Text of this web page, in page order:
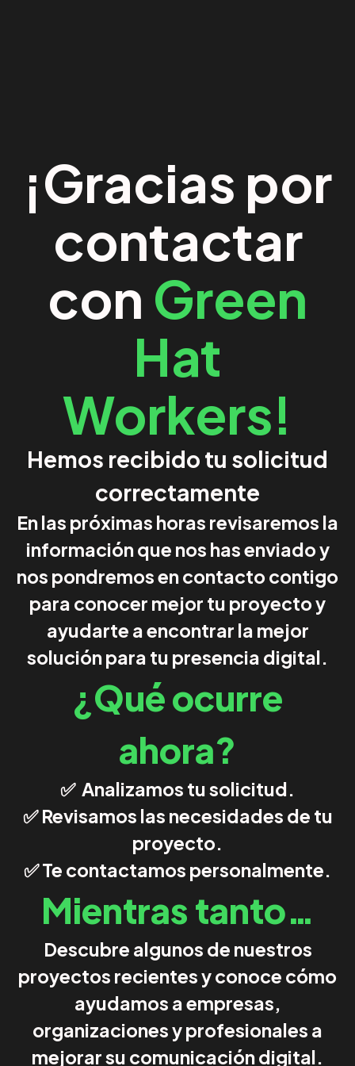
¡Gracias por
contactar
con Green
Hat
Workers!
Hemos recibido tu solicitud
correctamente
En las próximas horas revisaremos la
información que nos has enviado y
nos pondremos en contacto contigo
para conocer mejor tu proyecto y
ayudarte a encontrar la mejor
solución para tu presencia digital.
¿Qué ocurre
ahora?
✅ Analizamos tu solicitud.
✅ Revisamos las necesidades de tu
proyecto.
✅ Te contactamos personalmente.
Mientras tanto…
Descubre algunos de nuestros
proyectos recientes y conoce cómo
ayudamos a empresas,
organizaciones y profesionales a
mejorar su comunicación digital.